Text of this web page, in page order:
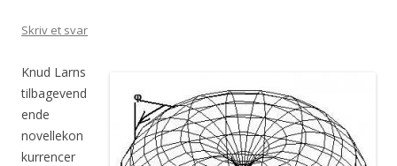
Skriv et svar
Knud Larns
tilbagevend
ende
novellekon
kurrencer